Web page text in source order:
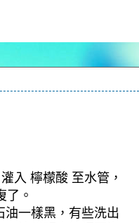
入 檸檬酸 至水管，
了。
油一樣黑，有些洗出